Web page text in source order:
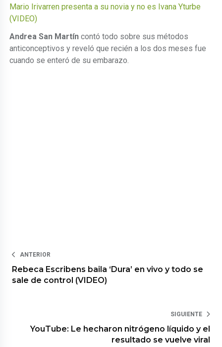
Mario Irivarren presenta a su novia y no es Ivana Yturbe
(VIDEO)
Andrea San Martín contó todo sobre sus métodos
anticonceptivos y reveló que recién a los dos meses fue
cuando se enteró de su embarazo.
ANTERIOR
Rebeca Escribens baila ‘Dura’ en vivo y todo se
sale de control (VIDEO)
SIGUIENTE
YouTube: Le hecharon nitrógeno líquido y el
resultado se vuelve viral